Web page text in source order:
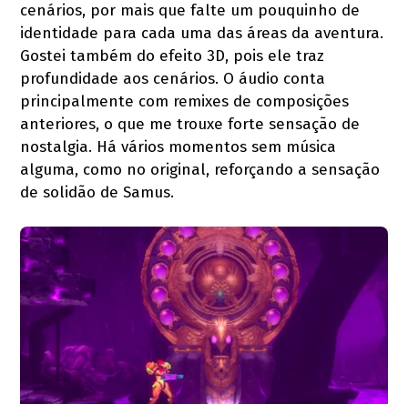
cenários, por mais que falte um pouquinho de
identidade para cada uma das áreas da aventura.
Gostei também do efeito 3D, pois ele traz
profundidade aos cenários. O áudio conta
principalmente com remixes de composições
anteriores, o que me trouxe forte sensação de
nostalgia. Há vários momentos sem música
alguma, como no original, reforçando a sensação
de solidão de Samus.